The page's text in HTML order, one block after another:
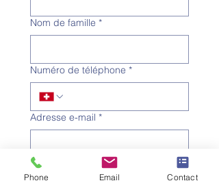
Nom de famille *
Numéro de téléphone *
Adresse e-mail *
Objet
Phone Email Contact